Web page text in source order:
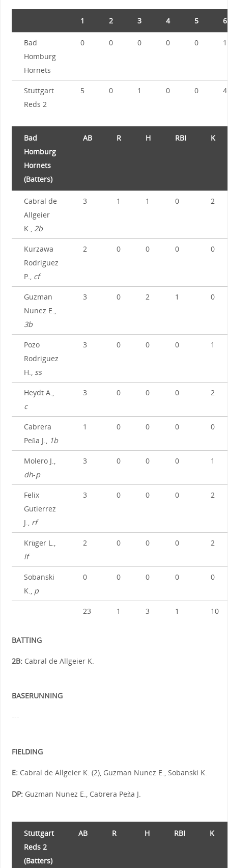
1 2 3 4 5 6
Bad
Homburg
Hornets
0 0 0 0 0 1
Stuttgart
Reds 2
5 0 1 0 0 4
Bad
Homburg
Hornets
(Batters)
AB R H RBI K
Cabral de
Allgeier
K., 2b
3 1 1 0 2
Kurzawa
Rodriguez
P., cf
2 0 0 0 0
Guzman
Nunez E.,
3b
3 0 2 1 0
Pozo
Rodriguez
H., ss
3 0 0 0 1
Heydt A.,
c
3 0 0 0 2
Cabrera
Peña J.,
1b
1 0 0 0 0
Molero J.,
dh-p
3 0 0 0 1
Felix
Gutierrez
J., rf
3 0 0 0 2
Krüger L.,
lf
2 0 0 0 2
Sobanski
K., p
0 0 0 0 0
23 1 3 1 10
BATTING
2B:Cabral de Allgeier K.
BASERUNNING
---
FIELDING
E:Cabral de Allgeier K. (2), Guzman Nunez E., Sobanski K.
DP:Guzman Nunez E., Cabrera Peña J.
Stuttgart
Reds 2
(Batters)
AB R H RBI K